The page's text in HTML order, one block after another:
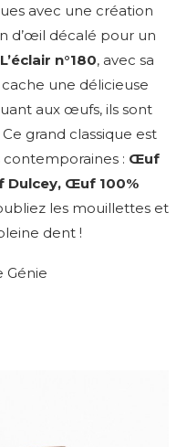
avec une création
d’œil décalé pour un
L’éclair n°180, avec sa
une délicieuse
aux œufs, ils sont
grand classique est
contemporaines : Œuf
Dulcey, Œuf 100%
les mouillettes et
dent !
Génie